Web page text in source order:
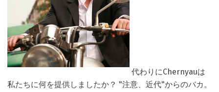
代わりにChernyauは
私たちに何を提供しましたか？ "注意、近代"からのバカ。